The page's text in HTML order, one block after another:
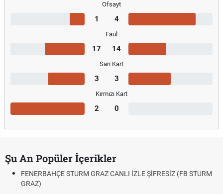
Ofsayt
1 4
Faul
17 14
Sarı Kart
3 3
Kırmızı Kart
2 0
Şu An Popüler İçerikler
FENERBAHÇE STURM GRAZ CANLI İZLE ŞİFRESİZ (FB STURM
GRAZ)